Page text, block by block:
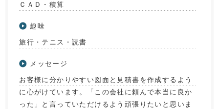
ＣＡＤ・積算
趣味
旅行・テニス・読書
メッセージ
お客様に分かりやすい図面と見積書を作成するよう
に心がけています。「この会社に頼んで本当に良か
った」と言っていただけるよう頑張りたいと思いま